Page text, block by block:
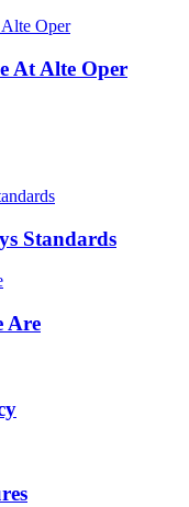
At Alte Oper
Standards
Are